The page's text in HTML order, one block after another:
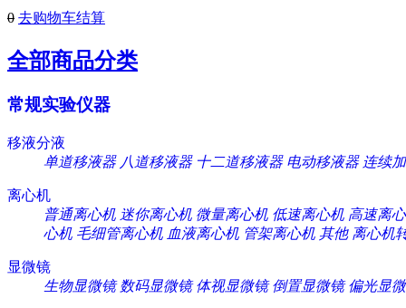
0 去购物车结算
全部商品分类
常规实验仪器
移液分液
单道移液器 八道移液器 十二道移液器 电动移液器 连续
离心机
普通离心机 迷你离心机 微量离心机 低速离心机 高速离
心机 毛细管离心机 血液离心机 管架离心机 其他 离心机
显微镜
生物显微镜 数码显微镜 体视显微镜 倒置显微镜 偏光显